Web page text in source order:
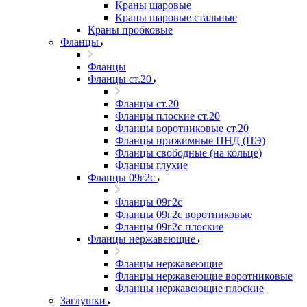
Краны шаровые
Краны шаровые стальные
Краны пробковые
Фланцы
Фланцы
Фланцы ст.20
Фланцы ст.20
Фланцы плоские ст.20
Фланцы воротниковые ст.20
Фланцы прижимные ПНД (ПЭ)
Фланцы свободные (на кольце)
Фланцы глухие
Фланцы 09г2с
Фланцы 09г2с
Фланцы 09г2с воротниковые
Фланцы 09г2с плоские
Фланцы нержавеющие
Фланцы нержавеющие
Фланцы нержавеющие воротниковые
Фланцы нержавеющие плоские
Заглушки